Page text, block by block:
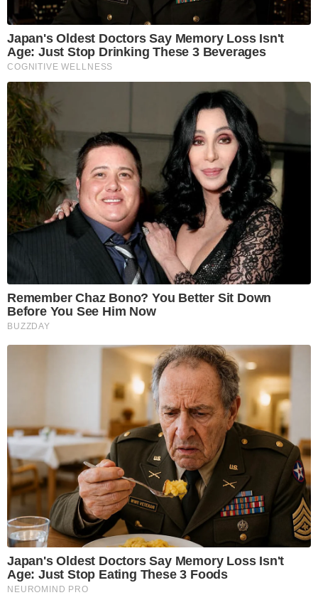
Japan's Oldest Doctors Say Memory Loss Isn't
Age: Just Stop Drinking These 3 Beverages
COGNITIVE WELLNESS
Remember Chaz Bono? You Better Sit Down
Before You See Him Now
BUZZDAY
Japan's Oldest Doctors Say Memory Loss Isn't
Age: Just Stop Eating These 3 Foods
NEUROMIND PRO